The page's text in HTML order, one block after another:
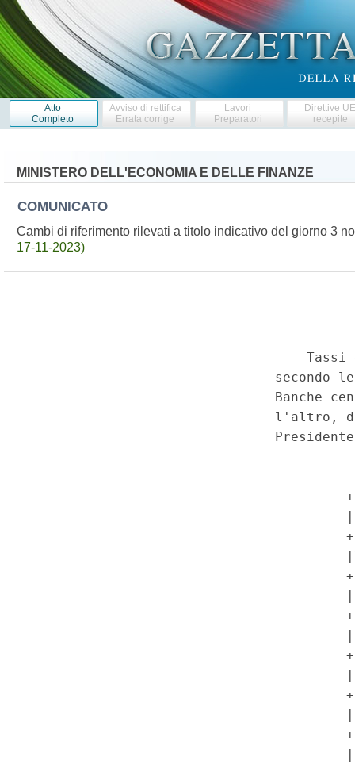
Atto
Completo
Avviso di rettifica
Errata corrige
Lavori
Preparatori
Direttive
recepite
MINISTERO DELL'ECONOMIA E DELLE FINANZE
COMUNICATO
Cambi di riferimento rilevati a titolo indicativo del giorno 3
17-11-2023)